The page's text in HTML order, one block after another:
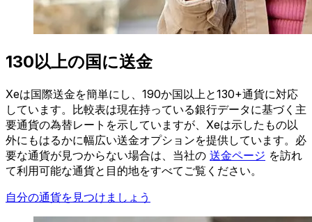
130以上の国に送金
Xeは国際送金を簡単にし、190か国以上と130+通貨に対応
しています。比較表は現在持っている銀行データに基づく主
要通貨の為替レートを示していますが、Xeは示したもの以
外にもはるかに幅広い送金オプションを提供しています。必
要な通貨が見つからない場合は、当社の 送金ページ を訪れ
て利用可能な通貨と目的地をすべてご覧ください。
自分の通貨を見つけましょう